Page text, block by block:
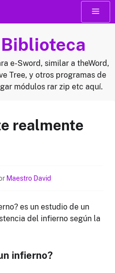
Menú
e-Sword, similar a theWord,
Tree, y otros programas de
módulos rar zip etc aquí.
realmente
Maestro David
es un estudio de un
del infierno según la
infierno?